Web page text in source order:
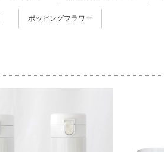
ポッピングフラワー